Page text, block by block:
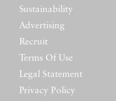
Sustainability
Advertising
Recruit
Terms Of Use
Legal Statement
Privacy Policy